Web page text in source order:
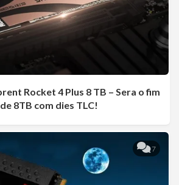
Rocket 4 Plus 8 TB – Sera o fim
8TB com dies TLC!
7